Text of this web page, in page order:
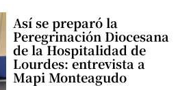
Así se preparó la
Peregrinación Diocesana
de la Hospitalidad de
Lourdes: entrevista a
Mapi Monteagudo